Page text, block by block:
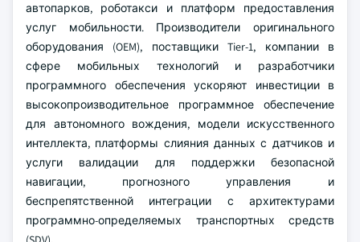
автопарков, роботакси и платформ предоставления
услуг мобильности. Производители оригинального
оборудования (OEM), поставщики Tier-1, компании в
сфере мобильных технологий и разработчики
программного обеспечения ускоряют инвестиции в
высокопроизводительное программное обеспечение
для автономного вождения, модели искусственного
интеллекта, платформы слияния данных с датчиков и
услуги валидации для поддержки безопасной
навигации, прогнозного управления и
беспрепятственной интеграции с архитектурами
программно-определяемых транспортных средств